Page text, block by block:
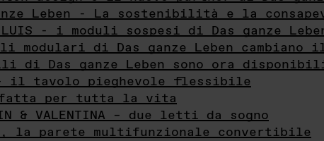
Leben - La sostenibilità e la
- i moduli sospesi di Das ganze
modulari di Das ganze Leben cambiano
di Das ganze Leben sono ora disponibili
il tavolo pieghevole flessibile
fatta per tutta la vita
& VALENTINA – due letti da sogno
la parete multifunzionale convertibile